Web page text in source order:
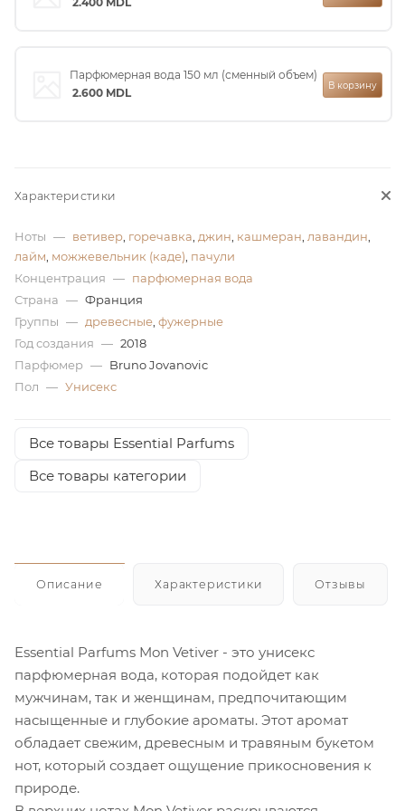
Парфюмерная вода 150 мл (сменный объем)
2.600 MDL
В корзину
Характеристики
Ноты — ветивер горечавка джин кашмеран лавандин
лайм можжевельник (каде) пачули
Концентрация — парфюмерная вода
Страна — Франция
Группы — древесные фужерные
Год создания — 2018
Парфюмер — Bruno Jovanovic
Пол — Унисекс
Все товары Essential Parfums
Все товары категории
Описание Характеристики Отзывы
Essential Parfums Mon Vetiver - это унисекс
парфюмерная вода, которая подойдет как
мужчинам, так и женщинам, предпочитающим
насыщенные и глубокие ароматы. Этот аромат
обладает свежим, древесным и травяным букетом
нот, который создает ощущение прикосновения к
природе.